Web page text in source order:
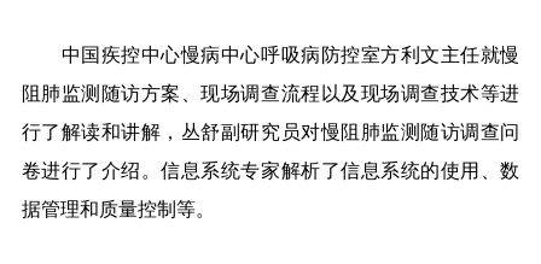
中国疾控中心慢病中心呼吸病防控室方利文主任就慢
阻肺监测随访方案、现场调查流程以及现场调查技术等进
行了解读和讲解，丛舒副研究员对慢阻肺监测随访调查问
卷进行了介绍。信息系统专家解析了信息系统的使用、数
据管理和质量控制等。